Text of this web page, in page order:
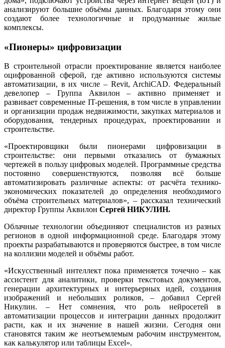
анализируют большие объёмы данных. Благодаря этому они
создают более технологичные и продуманные жилые
комплексы.
«Пионеры» цифровизации
В строительной отрасли проектирование является наиболее
оцифрованной сферой, где активно используются системы
автоматизации, в их числе – Revit, ArchiCAD. Федеральный
девелопер – Группа Аквилон – активно применяет и
развивает современные IT-решения, в том числе в управлении
и организации продаж недвижимости, закупках материалов и
оборудования, тендерных процедурах, проектировании и
строительстве.
«Проектировщики были пионерами цифровизации в
строительстве: они первыми отказались от бумажных
чертежей в пользу цифровых моделей. Программные средства
постоянно совершенствуются, позволяя всё больше
автоматизировать различные аспекты: от расчёта технико-
экономических показателей до определения необходимого
объёма строительных материалов», – рассказал технический
директор Группы Аквилон Сергей НИКУЛИН.
Облачные технологии объединяют специалистов из разных
регионов в одной информационной среде. Благодаря этому
проекты разрабатываются и проверяются быстрее, в том числе
на коллизии моделей и объёмы работ.
«Искусственный интеллект пока применяется точечно – как
ассистент для аналитики, проверки текстовых документов,
генерации архитектурных и интерьерных идей, создания
изображений и небольших роликов, – добавил Сергей
Никулин. – Нет сомнения, что роль нейросетей в
автоматизации процессов и интеграции данных продолжит
расти, как и их значение в нашей жизни. Сегодня они
становятся таким же неотъемлемым рабочим инструментом,
как калькулятор или таблицы Excel».